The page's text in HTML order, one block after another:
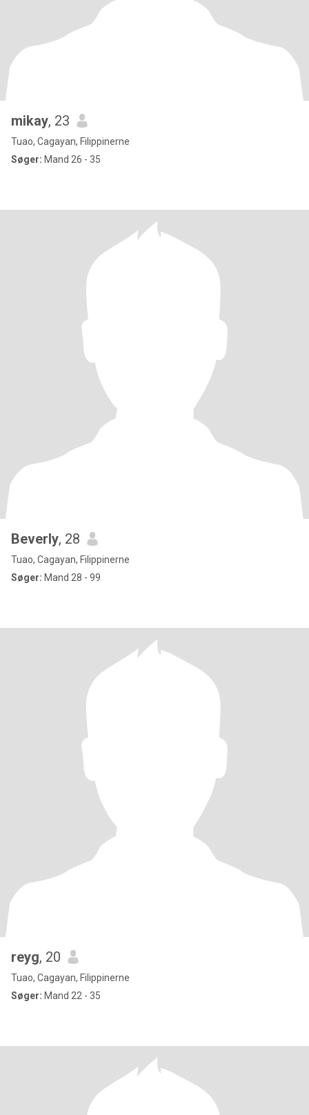
mikay, 23
Tuao, Cagayan, Filippinerne
Søger: Mand 26 - 35
Beverly, 28
Tuao, Cagayan, Filippinerne
Søger: Mand 28 - 99
reyg, 20
Tuao, Cagayan, Filippinerne
Søger: Mand 22 - 35